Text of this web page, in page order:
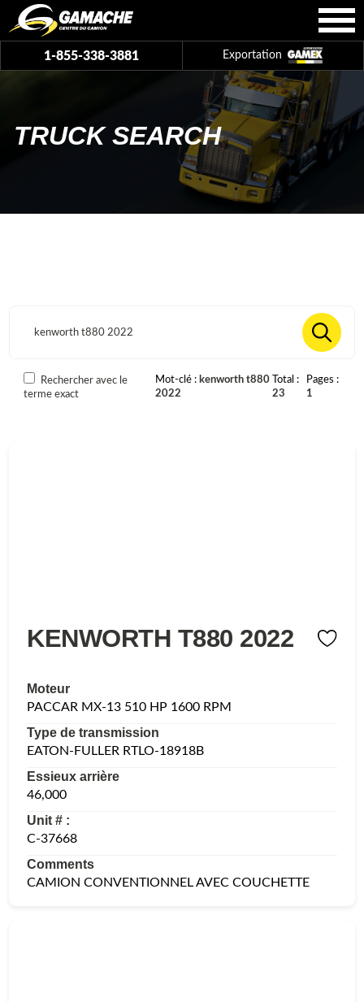
1-855-338-3881 Exportation
TRUCK SEARCH
Rechercher avec le
terme exact
Mot-clé
kenworth t880
2022
Total
23
Pages
1
KENWORTH T880 2022
Moteur
PACCAR MX-13 510 HP 1600 RPM
Type de transmission
EATON-FULLER RTLO-18918B
Essieux arrière
46,000
Unit # :
C-37668
Comments
CAMION CONVENTIONNEL AVEC COUCHETTE